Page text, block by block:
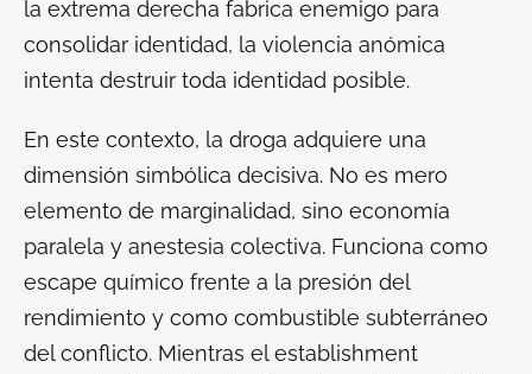
la extrema derecha fabrica enemigo para
consolidar identidad, la violencia anómica
intenta destruir toda identidad posible.
En este contexto, la droga adquiere una
dimensión simbólica decisiva. No es mero
elemento de marginalidad, sino economía
paralela y anestesia colectiva. Funciona como
escape químico frente a la presión del
rendimiento y como combustible subterráneo
del conflicto. Mientras el establishment